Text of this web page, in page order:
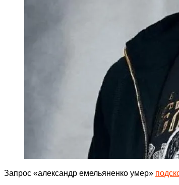
Запрос «александр емельяненко умер»